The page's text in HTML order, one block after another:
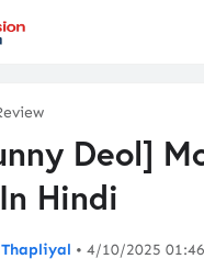
Deol]
Hindi
• 4/10/2025